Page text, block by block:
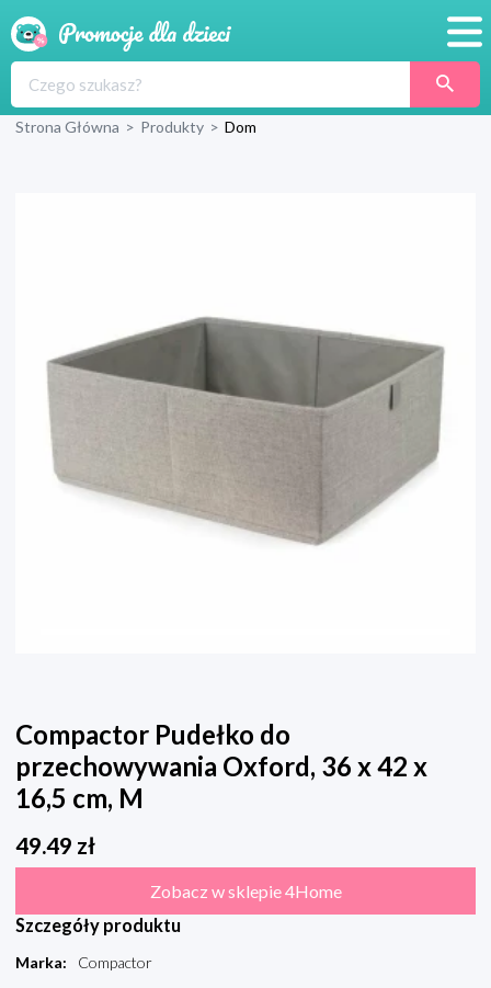
Produkty
Strona Główna > Produkty > Dom
Compactor Pudełko do
przechowywania Oxford, 36 x 42 x
16,5 cm, M
49.49 zł
Zobacz w sklepie 4Home
Szczegóły produktu
Marka:
Compactor